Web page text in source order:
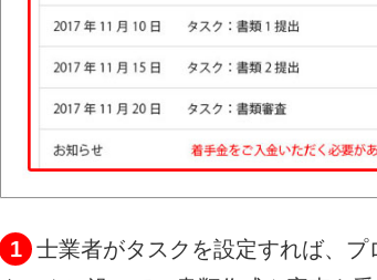
1
士業者がタスクを設定すれば、プ